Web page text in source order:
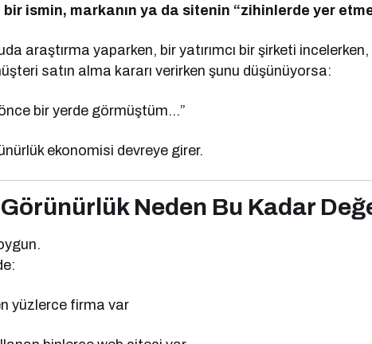
bir ismin, markanın ya da sitenin “zihinlerde yer
araştırma yaparken, bir yatırımcı bir şirketi
satın alma kararı verirken şunu düşünüyorsa:
bir yerde görmüştüm…”
ekonomisi devreye girer.
Neden Bu Kadar
yüzlerce firma var